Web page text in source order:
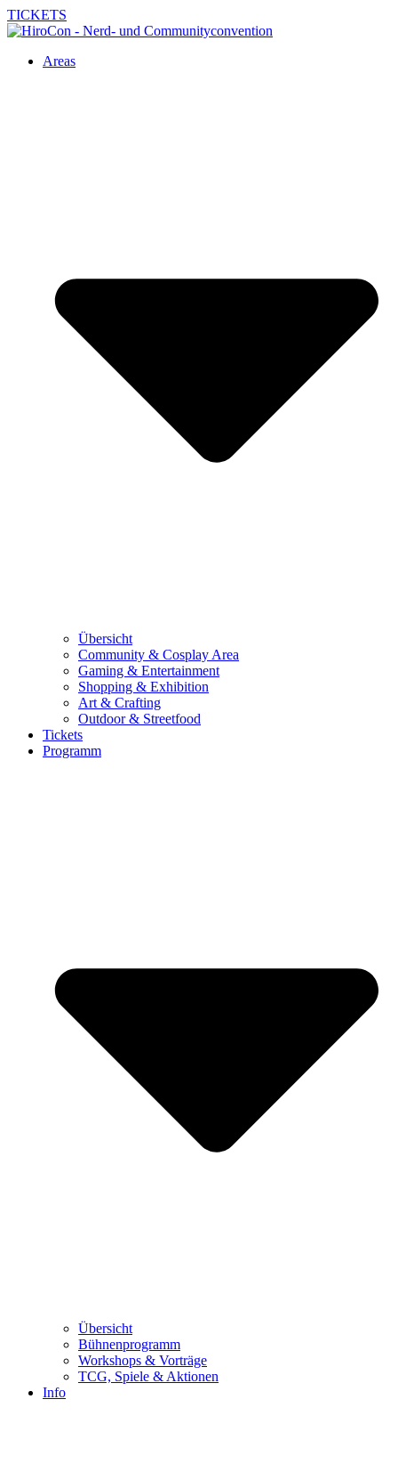
TICKETS
Areas
Übersicht
Community & Cosplay Area
Gaming & Entertainment
Shopping & Exhibition
Art & Crafting
Outdoor & Streetfood
Tickets
Programm
Übersicht
Bühnenprogramm
Workshops & Vorträge
TCG, Spiele & Aktionen
Info